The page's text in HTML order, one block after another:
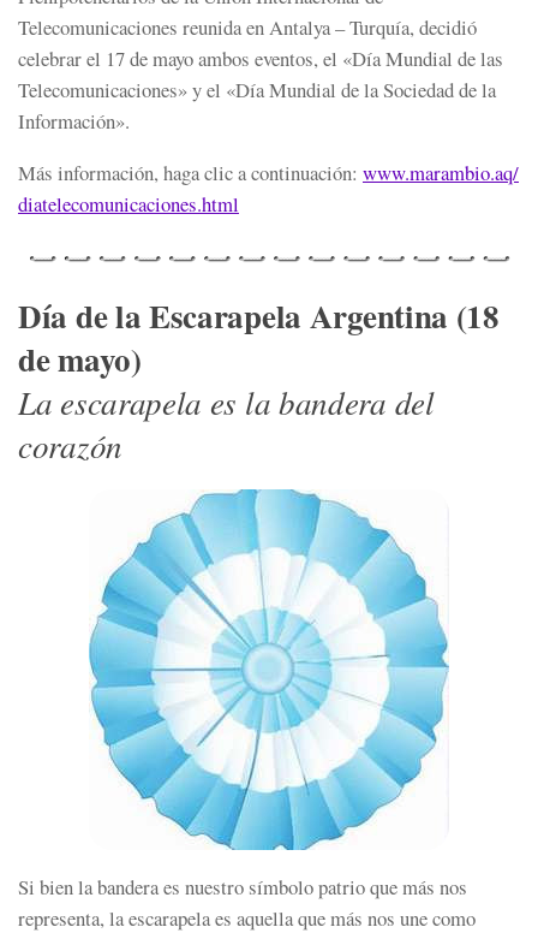
Telecomunicaciones reunida en Antalya – Turquía, decidió
celebrar el 17 de mayo ambos eventos, el «Día Mundial de las
Telecomunicaciones» y el «Día Mundial de la Sociedad de la
Información».
Más información, haga clic a continuación: www.marambio.aq/
diatelecomunicaciones.html
Día de la Escarapela Argentina (18
de mayo)
La escarapela es la bandera del
corazón
Si bien la bandera es nuestro símbolo patrio que más nos
representa, la escarapela es aquella que más nos une como